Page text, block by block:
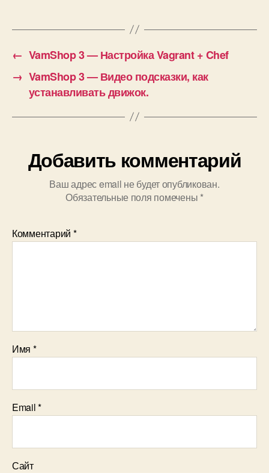
← VamShop 3 — Настройка Vagrant + Chef
→ VamShop 3 — Видео подсказки, как
устанавливать движок.
Добавить комментарий
Ваш адрес email не будет опубликован.
Обязательные поля помечены *
Комментарий *
Имя *
Email*
Сайт